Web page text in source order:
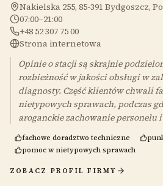
Nakielska 255, 85-391 Bydgoszcz,
07:00–21:00
+48 52 307 75 00
Strona internetowa
Opinie o stacji są skrajnie
rozbieżność w jakości obsługi w
diagnosty. Część klientów chwali
nietypowych sprawach, podczas
aroganckie zachowanie personelu
fachowe doradztwo techniczne
pomoc w nietypowych sprawach
ZOBACZ PROFIL FIRMY